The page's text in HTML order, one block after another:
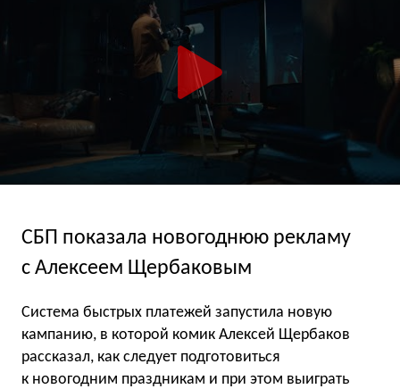
СБП показала новогоднюю рекламу
с Алексеем Щербаковым
Система быстрых платежей запустила новую
кампанию, в которой комик Алексей Щербаков
рассказал, как следует подготовиться
к новогодним праздникам и при этом выиграть